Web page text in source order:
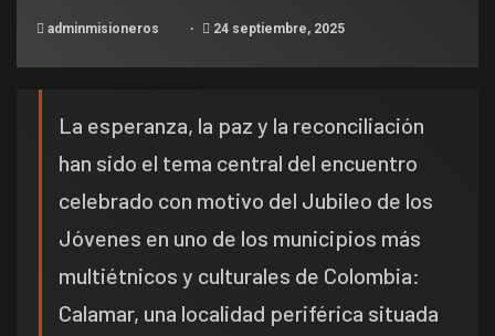
adminmisioneros 24 septiembre, 2025
La esperanza, la paz y la reconciliación
han sido el tema central del encuentro
celebrado con motivo del Jubileo de los
Jóvenes en uno de los municipios más
multiétnicos y culturales de Colombia:
Calamar, una localidad periférica situada